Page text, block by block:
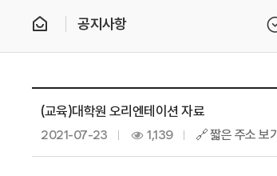
공지사항
(교육)대학원 오리엔테이션 자료
2021-07-23 1,139 🔗 짧은 주소 보기